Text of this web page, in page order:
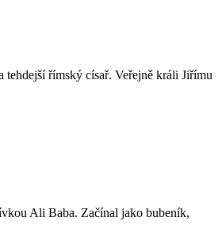
římský císař. Veřejně králi Jiřímu
Ali Baba. Začínal jako bubeník,